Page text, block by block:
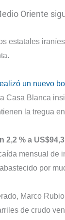
Oriente
estatales
un nuevo
Casa Blanca
la tregua
2,2 % a US$94,3
mensual de
por
Marco
de crudo